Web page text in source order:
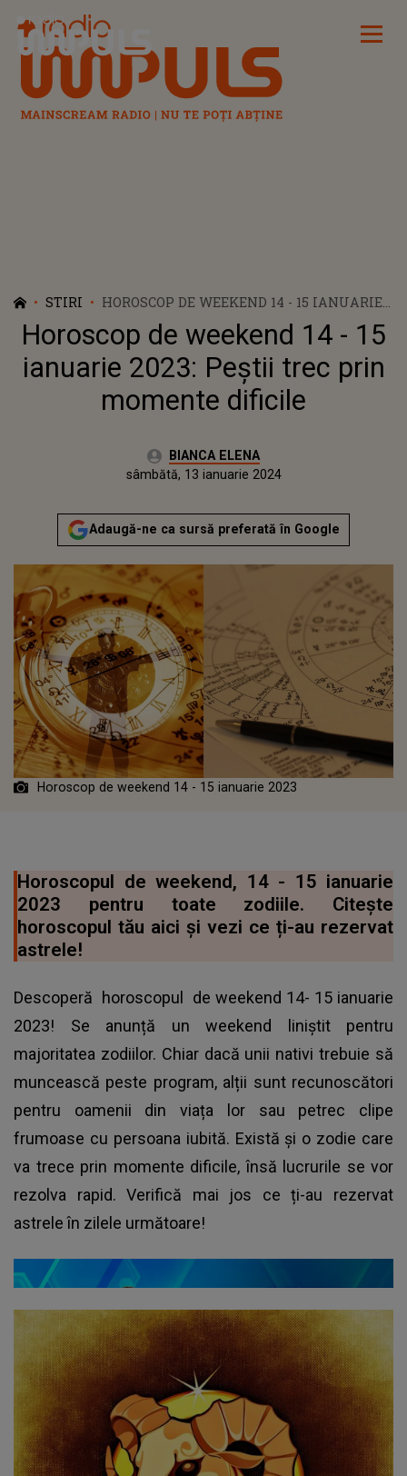
Radio Impuls
STIRI
HOROSCOP DE WEEKEND 14 - 15 IANUARIE
2023: PEȘTII TREC PRIN MOMENTE
DIFICILE
Horoscop de weekend 14 - 15
ianuarie 2023: Peștii trec prin
momente dificile
Autor:BIANCA ELENA
vineri, 13 ianuarie 2023Actualizat:
sâmbătă, 13 ianuarie 2024
Adaugă-ne ca sursă preferată în Google
Horoscop de weekend 14 - 15 ianuarie 2023
Horoscopul de weekend, 14 - 15 ianuarie
2023 pentru toate zodiile. Citește
horoscopul tău aici și vezi ce ți-au rezervat
astrele!
Descoperă horoscopul de weekend 14- 15 ianuarie
2023! Se anunță un weekend liniștit pentru
majoritatea zodiilor. Chiar dacă unii nativi trebuie să
muncească peste program, alții sunt recunoscători
pentru oamenii din viața lor sau petrec clipe
frumoase cu persoana iubită. Există și o zodie care
va trece prin momente dificile, însă lucrurile se vor
rezolva rapid. Verifică mai jos ce ți-au rezervat
astrele în zilele următoare!